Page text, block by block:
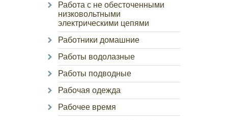
Работа с не обесточенными
низковольтными
электрическими цепями
Работники домашние
Работы водолазные
Работы подводные
Рабочая одежда
Рабочее время